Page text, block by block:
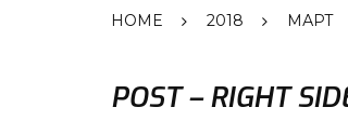
HOME 2018 МАРТ
POST – RIGHT